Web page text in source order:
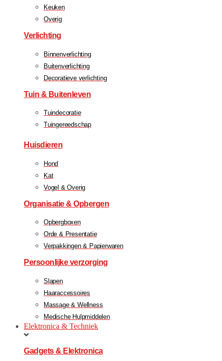
Keuken
Overig
Verlichting
Binnenverlichting
Buitenverlichting
Decoratieve verlichting
Tuin & Buitenleven
Tuindecoratie
Tuingereedschap
Huisdieren
Hond
Kat
Vogel & Overig
Organisatie & Opbergen
Opbergboxen
Orde & Presentatie
Verpakkingen & Papierwaren
Persoonlijke verzorging
Slapen
Haaraccessoires
Massage & Wellness
Medische Hulpmiddelen
Elektronica & Techniek
Gadgets & Elektronica